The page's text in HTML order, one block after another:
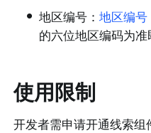
• 地区编号： 地区编号
的六位地区编码为准
使用限制
开发者需申请开通线索